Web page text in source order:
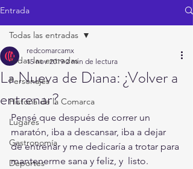
Entrada
Todas las entradas
Personajes
Historia de la Comarca
Lugares
Gastronomía
Deportes
Todas las entradas
La Nueva de Diana: ¿Volver a
entrenar?
redcomarcamx
15 nov 2019 2 min de lectura
Pensé que después de correr un
maratón, iba a descansar, iba a dejar
de entrenar y me dedicaría a trotar para
mantenerme sana y feliz, y  listo.